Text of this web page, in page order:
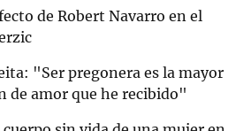
de Robert Navarro en el
"Ser pregonera es la mayor
de amor que he recibido"